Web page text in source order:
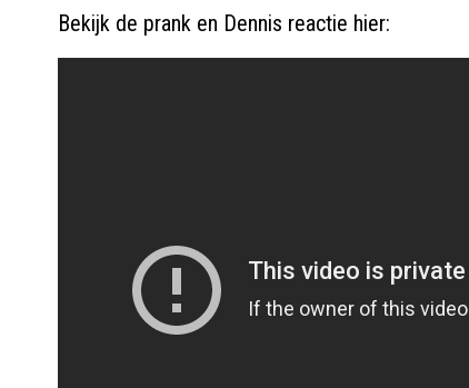
Bekijk de prank en Dennis reactie hier: